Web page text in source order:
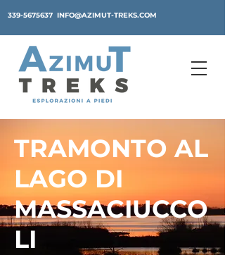
339-5675637 INFO@AZIMUT-TREKS.COM
TRAMONTO AL
LAGO DI
MASSACIUCCO
LI